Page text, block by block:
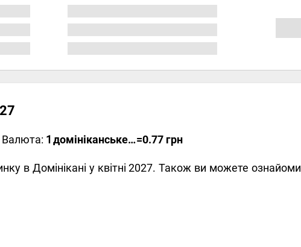
Валюта: 1домініканське песо =0.77 грн
в Домінікані у квітні 2027. Також ви можете